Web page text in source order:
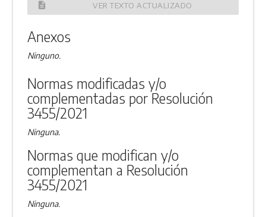
description VER TEXTO ACTUALIZADO
Anexos
Ninguno.
Normas modificadas y/o
complementadas por Resolución
3455/2021
Ninguna.
Normas que modifican y/o
complementan a Resolución
3455/2021
Ninguna.